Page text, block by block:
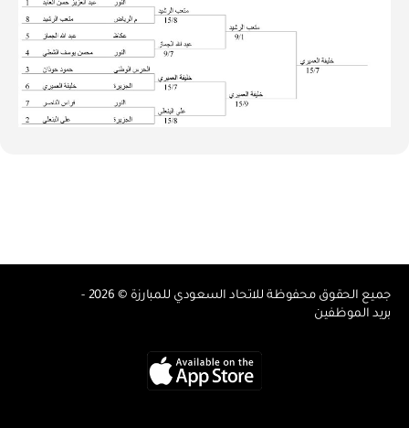
جميع الحقوق محفوظة للاتحاد السعودي للمبارزة © 2026 -
بريد الموظفين